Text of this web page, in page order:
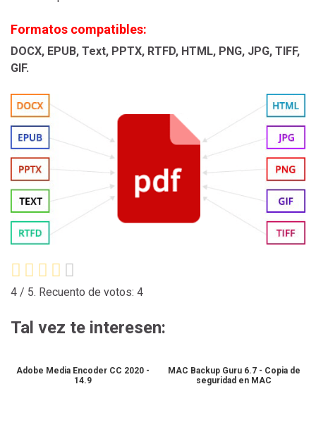
Formatos compatibles:
DOCX, EPUB, Text, PPTX, RTFD, HTML, PNG, JPG, TIFF,
GIF.
4 / 5. Recuento de votos: 4
Tal vez te interesen:
Adobe Media Encoder CC 2020 -
14.9
MAC Backup Guru 6.7 - Copia de
seguridad en MAC